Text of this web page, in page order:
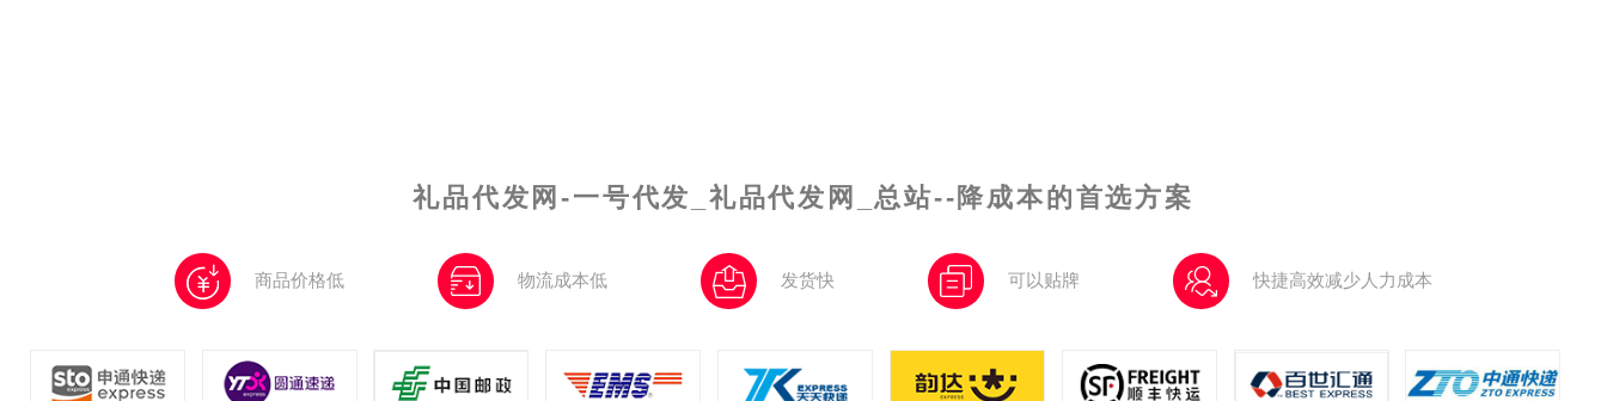
礼品代发网-一号代发_礼品代发网_总站--降成本的首选方案
商品价格低 物流成本低 发货快 可以贴牌 快捷高效减少人力成本